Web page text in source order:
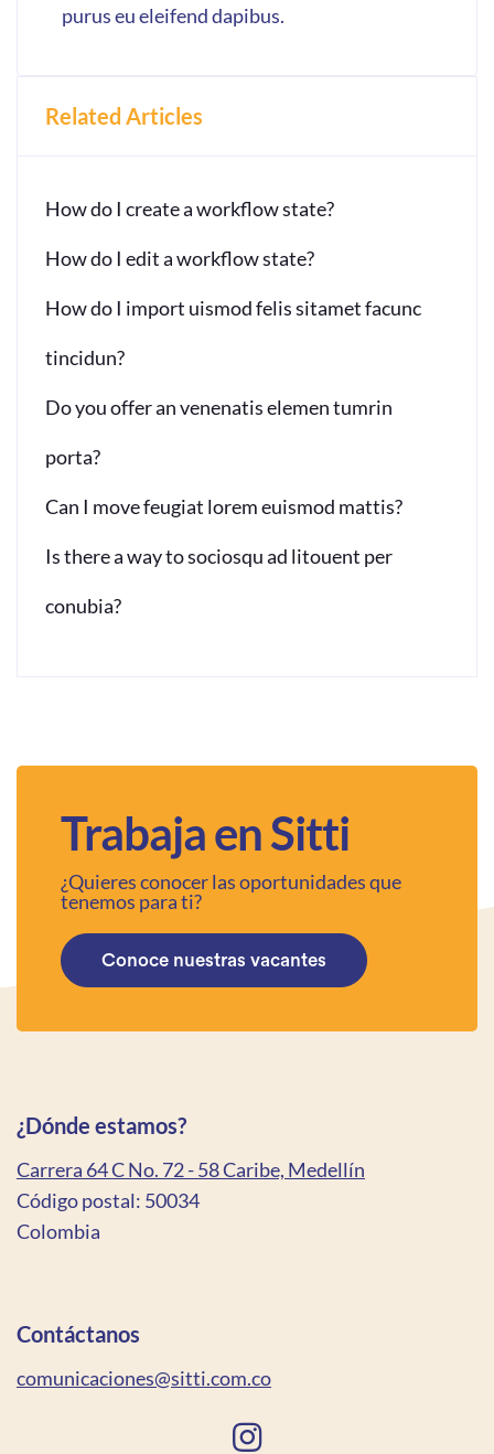
purus eu eleifend dapibus.
Related Articles
How do I create a workflow state?
How do I edit a workflow state?
How do I import uismod felis sitamet facunc
tincidun?
Do you offer an venenatis elemen tumrin
porta?
Can I move feugiat lorem euismod mattis?
Is there a way to sociosqu ad litouent per
conubia?
Trabaja en Sitti
¿Quieres conocer las oportunidades que
tenemos para ti?
Conoce nuestras vacantes
¿Dónde estamos?
Carrera 64 C No. 72 - 58 Caribe, Medellín
Código postal: 50034
Colombia
Contáctanos
comunicaciones@sitti.com.co